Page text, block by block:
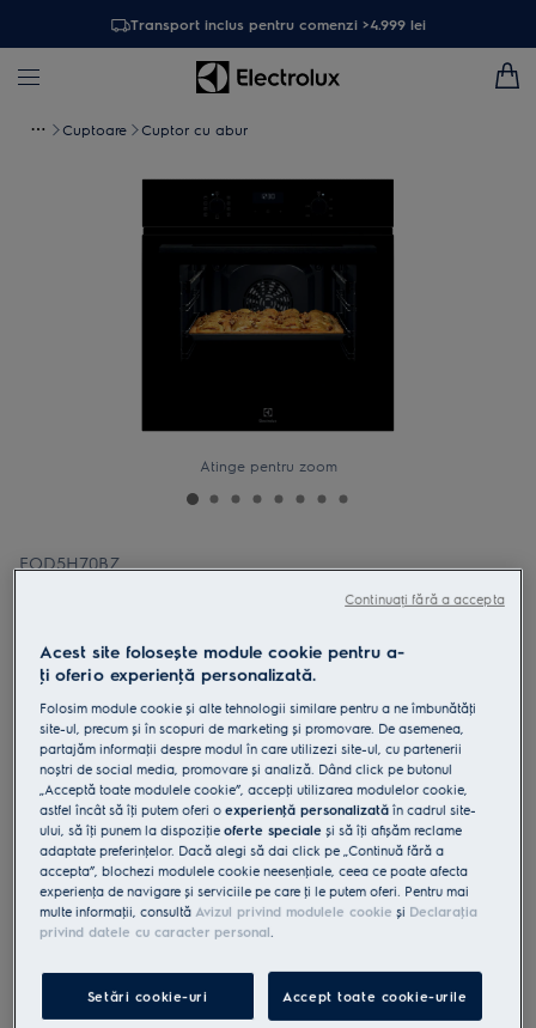
Transport inclus pentru comenzi >4.999 lei
Cuptoare Cuptor cu abur
Atinge pentru zoom
EOD5H70BZ
Cuptor cu abur SteamBake A 65 l
4.9 (1072)
Fișa cu informaţii despre produs
Beneficii
Cuptorul SteamBake 600 te ajuta sa obtii rezultate mai bune la
coacere.
SteamBake adauga abur pentru o coacere perfecta.
Mențineți curat cuptorul în mod natural cu ajutorul aburului folosind
AquaClean.
conform regulamentului UE 2023/988 sunt enumerate în
capitolele 1 și 2 din manualul de utilizare. Pentru utilizarea în
Acest site folosește module cookie pentru a-
ţi oferi o experienţă personalizată.
Folosim module cookie și alte tehnologii similare pentru a ne îmbunătăţi
site-ul, precum și în scopuri de marketing și promovare. De asemenea,
partajăm informaţii despre modul în care utilizezi site-ul, cu partenerii
noștri de social media, promovare și analiză. Dând click pe butonul
„Acceptă toate modulele cookie”, accepţi utilizarea modulelor cookie,
astfel încât să îţi putem oferi oexperienţă personalizată în cadrul site-
ului, să îţi punem la dispoziţieoferte speciale și să îţi afișăm reclame
adaptate preferinţelor. Dacă alegi să dai click pe „Continuă fără a
accepta”, blochezi modulele cookie neesenţiale, ceea ce poate afecta
experienţa de navigare și serviciile pe care ţi le putem oferi. Pentru mai
multe informaţii, consultă Avizul privind modulele cookie și Declaraţia
privind datele cu caracter personal.
Setări cookie-uri Accept toate cookie-urile
Continuați fără a accepta